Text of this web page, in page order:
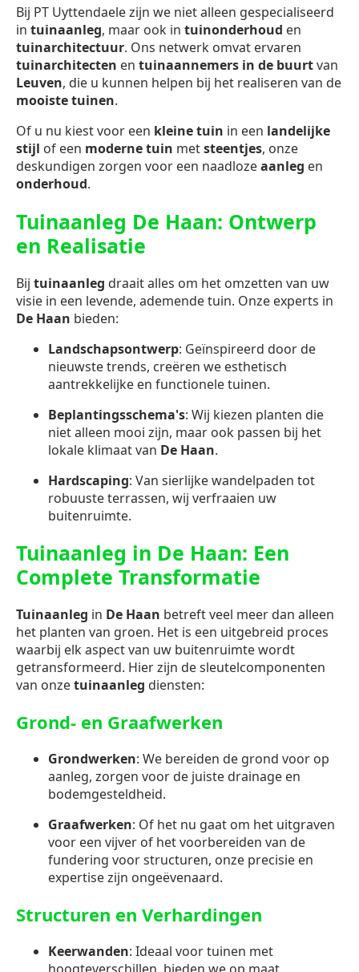
Bij PT Uyttendaele zijn we niet alleen gespecialiseerd
in tuinaanleg, maar ook in tuinonderhoud en
tuinarchitectuur. Ons netwerk omvat ervaren
tuinarchitecten en tuinaannemers in de buurtvan
Leuven, die u kunnen helpen bij het realiseren van de
mooiste tuinen.
Of u nu kiest voor een kleine tuin in een landelijke
stijl of een moderne tuin metsteentjes, onze
deskundigen zorgen voor een naadlozeaanleg en
onderhoud.
Tuinaanleg De Haan: Ontwerp
en Realisatie
Bij tuinaanleg draait alles om het omzetten van uw
visie in een levende, ademende tuin. Onze experts in
De Haan bieden:
Landschapsontwerp: Geïnspireerd door de
nieuwste trends, creëren we esthetisch
aantrekkelijke en functionele tuinen.
Beplantingsschema's: Wij kiezen planten die
niet alleen mooi zijn, maar ook passen bij het
lokale klimaat van De Haan.
Hardscaping: Van sierlijke wandelpaden tot
robuuste terrassen, wij verfraaien uw
buitenruimte.
Tuinaanleg in De Haan: Een
Complete Transformatie
Tuinaanleg in De Haan betreft veel meer dan alleen
het planten van groen. Het is een uitgebreid proces
waarbij elk aspect van uw buitenruimte wordt
getransformeerd. Hier zijn de sleutelcomponenten
van onzetuinaanleg diensten:
Grond- en Graafwerken
Grondwerken: We bereiden de grond voor op
aanleg, zorgen voor de juiste drainage en
bodemgesteldheid.
Graafwerken: Of het nu gaat om het uitgraven
voor een vijver of het voorbereiden van de
fundering voor structuren, onze precisie en
expertise zijn ongeëvenaard.
Structuren en Verhardingen
Keerwanden: Ideaal voor tuinen met